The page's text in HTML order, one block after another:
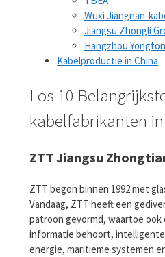
Wuxi Jiangnan-
Jiangsu Zhongli
Hangzhou
Kabelproductie in China
Los 10
kabelfabrikanten
ZTT Jiangsu
ZTT begon binnen 1992 met
Vandaag, ZTT heeft een
patroon gevormd, waartoe ook
informatie behoort,
energie, maritieme systemen